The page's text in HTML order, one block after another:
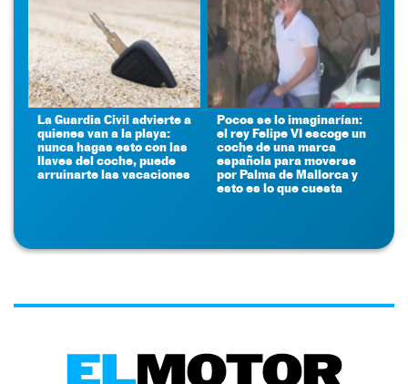
La Guardia Civil advierte a
quienes van a la playa:
nunca hagas esto con las
llaves del coche, puede
arruinarte las vacaciones
Pocos se lo imaginarían:
el rey Felipe VI escoge un
coche de una marca
española para moverse
por Palma de Mallorca y
esto es lo que cuesta